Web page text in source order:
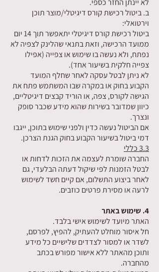
לא יינתן החזר כספי.
ב. ביטול רכישת קורס דיגיטלי/מוצר תוכן
וירטואלי:
ביטול רכישת קורס דיגיטלי יתאפשר תוך 14 יום
ממועד הרכישה, וזאת בתנאי שהלינק לצפיה לא
נפתח, ולא נעשה בו שימוש או צפייה (אפילו
צפייה חלקית בשיעור אחד).
לא ניתן לבטל עסקה לאחר שחלף המועד
הקבוע בחוק או במקרה שבו המשתמש פתח את
הגישה לקורס, צפה, או הוריד קבצים דיגיטליים,
כיוון שמדובר בשירות שהוא מידע שכבר סופק
ונצרך.
אם הביטול נעשה כדין ולפני שימוש בתוכן, ייגבו
דמי ביטול בשיעור הקבוע בחוק הגנת הצרכן.
3.3 כללי
החברה שומרת לעצמה את הזכות לדחות או
לבטל הזמנות לפי שיקול דעתה הבלעדי, גם
לאחר ביצוע התשלום, אם קיים חשד לשימוש
לרעה או מסירת פרטים כוזבים.
4. שימוש באתר
האתר מיועד לשימוש אישי בלבד.
חל איסור מוחלט להעתיק, להפיץ, לפרסם,
לשדר או למסור לצדדים שלישיים כל מידע
ותוכן מהאתר ללא אישור מפורש בכתב
מהחברה.